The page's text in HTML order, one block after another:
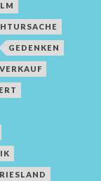
GEDENKEN